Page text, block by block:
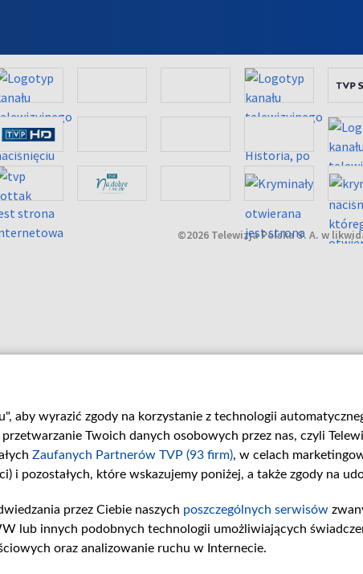
©2026 Telewizja Polska S. A. w
aby wyrazić zgody na korzystanie z technologii
Twoich danych osobowych przez nas, czyli
Zaufanych Partnerów TVP (93 firm), w celach
i pozostałych, które wskazujemy poniżej, a także zgody na
przez Ciebie naszych poszczególnych serwisów
lub innych podobnych technologii umożliwiających
oraz analizowanie ruchu w Internecie.